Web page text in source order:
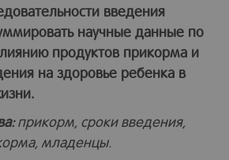
введения
научные данные по
продуктов прикорма и
на здоровье ребенка в
прикорм, сроки введения,
младенцы.